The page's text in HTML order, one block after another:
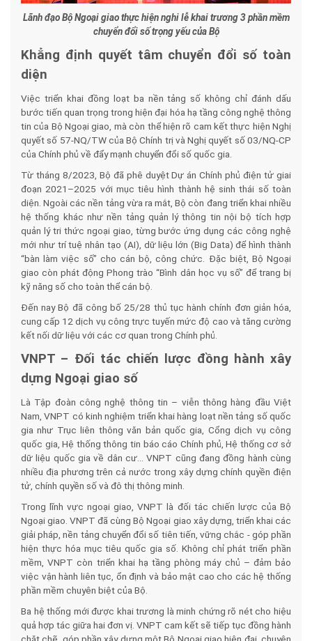
Lãnh đạo Bộ Ngoại giao thực hiện nghi lễ khai trương 3 phần mềm
chuyển đổi số trọng yếu của Bộ
Khẳng định quyết tâm chuyển đổi số toàn
diện
Việc triển khai đồng loạt ba nền tảng số không chỉ đánh dấu
bước tiến quan trọng trong hiện đại hóa hạ tầng công nghệ thông
tin của Bộ Ngoại giao, mà còn thể hiện rõ cam kết thực hiện Nghị
quyết số 57-NQ/TW của Bộ Chính trị và Nghị quyết số 03/NQ-CP
của Chính phủ về đẩy mạnh chuyển đổi số quốc gia.
Từ tháng 8/2023, Bộ đã phê duyệt Dự án Chính phủ điện tử giai
đoạn 2021–2025 với mục tiêu hình thành hệ sinh thái số toàn
diện. Ngoài các nền tảng vừa ra mắt, Bộ còn đang triển khai nhiều
hệ thống khác như nền tảng quản lý thông tin nội bộ tích hợp
quản lý tri thức ngoại giao, từng bước ứng dụng các công nghệ
mới như trí tuệ nhân tạo (AI), dữ liệu lớn (Big Data) để hình thành
“bàn làm việc số” cho cán bộ, công chức. Đặc biệt, Bộ Ngoại
giao còn phát động Phong trào “Bình dân học vụ số” để trang bị
kỹ năng số cho toàn thể cán bộ.
Đến nay Bộ đã công bố 25/28 thủ tục hành chính đơn giản hóa,
cung cấp 12 dịch vụ công trực tuyến mức độ cao và tăng cường
kết nối dữ liệu với các cơ quan trong Chính phủ.
VNPT – Đối tác chiến lược đồng hành xây
dựng Ngoại giao số
Là Tập đoàn công nghệ thông tin – viễn thông hàng đầu Việt
Nam, VNPT có kinh nghiệm triển khai hàng loạt nền tảng số quốc
gia như Trục liên thông văn bản quốc gia, Cổng dịch vụ công
quốc gia, Hệ thống thông tin báo cáo Chính phủ, Hệ thống cơ sở
dữ liệu quốc gia về dân cư… VNPT cũng đang đồng hành cùng
nhiều địa phương trên cả nước trong xây dựng chính quyền điện
tử, chính quyền số và đô thị thông minh.
Trong lĩnh vực ngoại giao, VNPT là đối tác chiến lược của Bộ
Ngoại giao. VNPT đã cùng Bộ Ngoại giao xây dựng, triển khai các
giải pháp, nền tảng chuyển đổi số tiên tiến, vững chắc - góp phần
hiện thực hóa mục tiêu quốc gia số. Không chỉ phát triển phần
mềm, VNPT còn triển khai hạ tầng phòng máy chủ – đảm bảo
việc vận hành liên tục, ổn định và bảo mật cao cho các hệ thống
phần mềm chuyên biệt của Bộ.
Ba hệ thống mới được khai trương là minh chứng rõ nét cho hiệu
quả hợp tác giữa hai đơn vị. VNPT cam kết sẽ tiếp tục đồng hành
chặt chẽ, góp phần xây dựng một Bộ Ngoại giao hiện đại, chuyên